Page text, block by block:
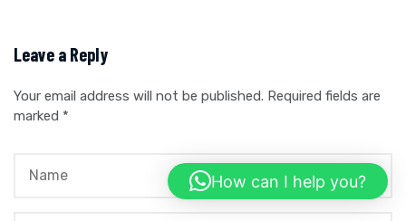
Leave a Reply
Your email address will not be published. Required fields are
marked *
How can I help you?